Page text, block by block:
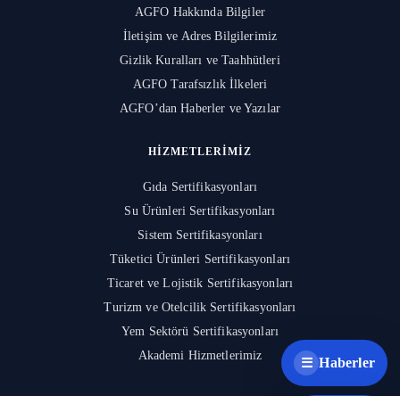
AGFO Hakkında Bilgiler
İletişim ve Adres Bilgilerimiz
Gizlik Kuralları ve Taahhütleri
AGFO Tarafsızlık İlkeleri
AGFO’dan Haberler ve Yazılar
HIZMETLERIMIZ
Gıda Sertifikasyonları
Su Ürünleri Sertifikasyonları
Sistem Sertifikasyonları
Tüketici Ürünleri Sertifikasyonları
Ticaret ve Lojistik Sertifikasyonları
Turizm ve Otelcilik Sertifikasyonları
Yem Sektörü Sertifikasyonları
Akademi Hizmetlerimiz
☰ Haberler